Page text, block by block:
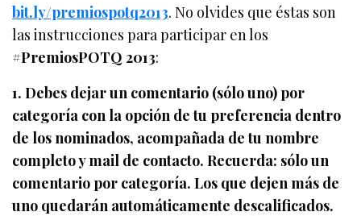
bit.ly/premiospotq2013. No olvides que éstas son
las instrucciones para participar en los
#PremiosPOTQ 2013:
1. Debes dejar un comentario (sólo uno) por
categoría con la opción de tu preferencia dentro
de los nominados, acompañada de tu nombre
completo y mail de contacto. Recuerda: sólo un
comentario por categoría. Los que dejen más de
uno quedarán automáticamente descalificados.